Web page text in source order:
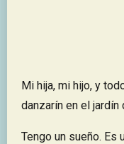
Mi hija, mi hijo, y
danzarín en el jardín
Tengo un sueño.